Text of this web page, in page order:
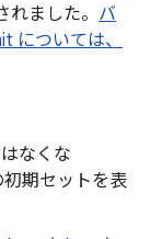
れました。 バ
については、
なくな
期セットを表